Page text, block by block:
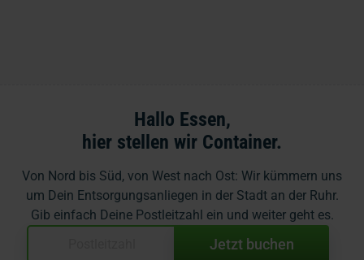
Hallo Essen,
hier stellen wir Container.
Von Nord bis Süd, von West nach Ost: Wir kümmern uns
um Dein Entsorgungsanliegen in der Stadt an der Ruhr.
Gib einfach Deine Postleitzahl ein und weiter geht es.
Jetzt buchen